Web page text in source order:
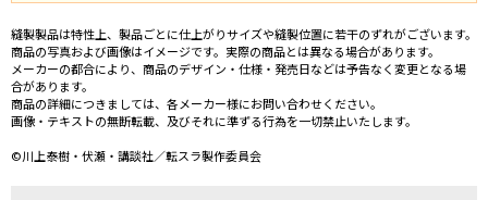
縫製製品は特性上、製品ごとに仕上がりサイズや縫製位置に若干のずれがございます。
商品の写真および画像はイメージです。実際の商品とは異なる場合があります。
メーカーの都合により、商品のデザイン・仕様・発売日などは予告なく変更となる場
合があります。
商品の詳細につきましては、各メーカー様にお問い合わせください。
画像・テキストの無断転載、及びそれに準ずる行為を一切禁止いたします。
©川上泰樹・伏瀬・講談社／転スラ製作委員会